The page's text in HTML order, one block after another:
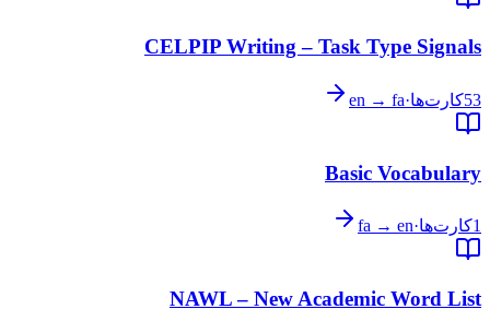
CELPIP Writing – Task Type Signals
53کارت‌ها·
en → fa
Basic Vocabulary
1کارت‌ها·
fa → en
NAWL – New Academic Word List